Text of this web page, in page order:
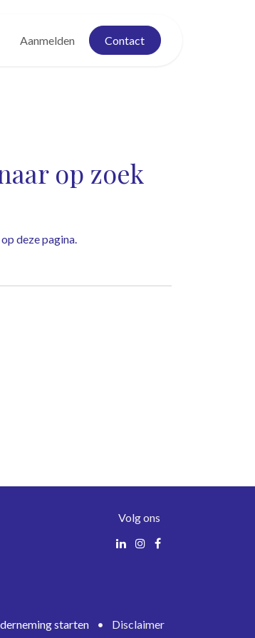
Aanmelden Contact
op zoek
deze pagina.
Volg ons
starten • Disclaimer